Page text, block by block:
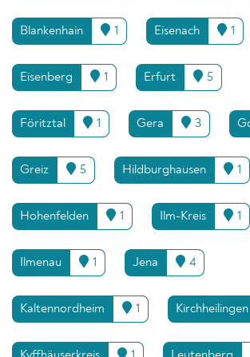
Blankenhain 1 Eisenach 1
Eisenberg 1 Erfurt 5
Föritztal 1 Gera 3
Greiz 5 Hildburghausen 1
Hohenfelden 1 Ilm-Kreis 1
Ilmenau 1 Jena 4
Kaltennordheim 1 Kirchheilingen